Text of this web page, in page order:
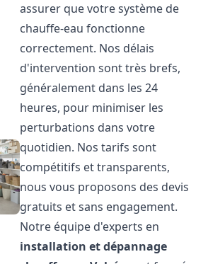
assurer que votre système de
chauffe-eau fonctionne
correctement. Nos délais
d'intervention sont très brefs,
généralement dans les 24
heures, pour minimiser les
perturbations dans votre
quotidien. Nos tarifs sont
compétitifs et transparents,
nous vous proposons des devis
gratuits et sans engagement.
Notre équipe d'experts en
installation et dépannage